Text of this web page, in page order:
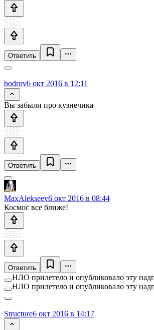
Ответить
bodrov6 окт 2016 в 12:11
Вы забыли про кузнечика
Ответить
MaxAlekseev6 окт 2016 в 08:44
Космос все ближе!
Ответить
НЛО прилетело и опубликовало эту
НЛО прилетело и опубликовало эту
Structure6 окт 2016 в 14:17